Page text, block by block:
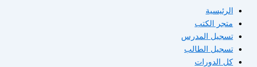
الرئيسية
متجر الكتب
تسجيل المدرس
تسجيل الطالب
كل الدورات